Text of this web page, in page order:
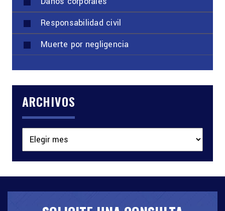
Responsabilidad civil
Muerte por negligencia
ARCHIVOS